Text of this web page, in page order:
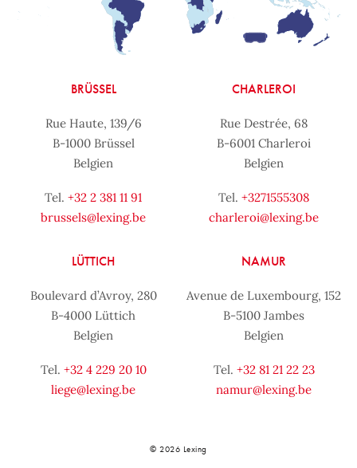
BRÜSSEL
Rue Haute, 139/6
B-1000 Brüssel
Belgien
Tel. +32 2 381 11 91
brussels@lexing.be
CHARLEROI
Rue Destrée, 68
B-6001 Charleroi
Belgien
Tel. +3271555308
charleroi@lexing.be
LÜTTICH
Boulevard d’Avroy, 280
B-4000 Lüttich
Belgien
Tel. +32 4 229 20 10
liege@lexing.be
NAMUR
Avenue de Luxembourg, 152
B-5100 Jambes
Belgien
Tel. +32 81 21 22 23
namur@lexing.be
© 2026 Lexing